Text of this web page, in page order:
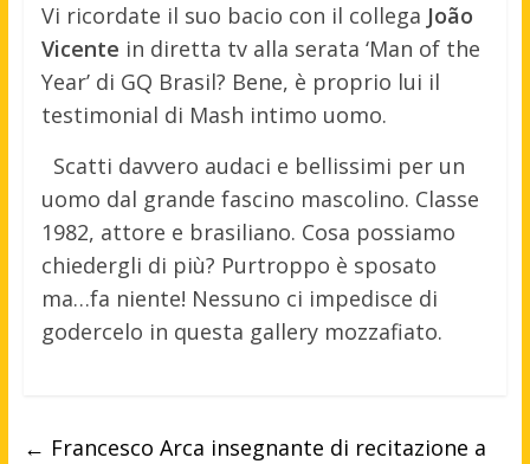
Vi ricordate il suo bacio con il collega João
Vicente in diretta tv alla serata ‘Man of the
Year’ di GQ Brasil? Bene, è proprio lui il
testimonial di Mash intimo uomo.
Scatti davvero audaci e bellissimi per un
uomo dal grande fascino mascolino. Classe
1982, attore e brasiliano. Cosa possiamo
chiedergli di più? Purtroppo è sposato
ma…fa niente! Nessuno ci impedisce di
godercelo in questa gallery mozzafiato.
← Francesco Arca insegnante di recitazione a